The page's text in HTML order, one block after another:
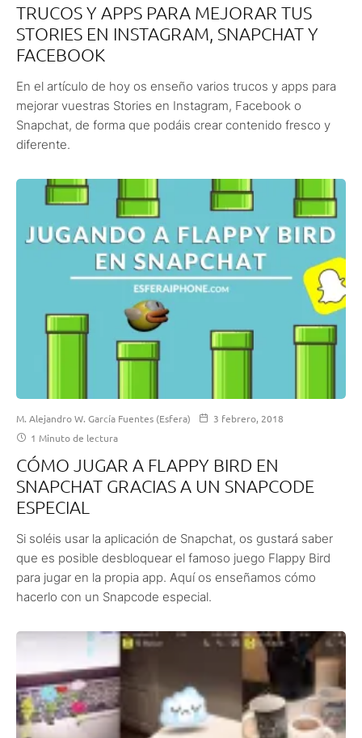
TRUCOS Y APPS PARA MEJORAR TUS
STORIES EN INSTAGRAM, SNAPCHAT Y
FACEBOOK
En el artículo de hoy os enseño varios trucos y apps para
mejorar vuestras Stories en Instagram, Facebook o
Snapchat, de forma que podáis crear contenido fresco y
diferente.
M. Alejandro W. García Fuentes (Esfera)
3 febrero, 2018
1 Minuto de lectura
CÓMO JUGAR A FLAPPY BIRD EN
SNAPCHAT GRACIAS A UN SNAPCODE
ESPECIAL
Si soléis usar la aplicación de Snapchat, os gustará saber
que es posible desbloquear el famoso juego Flappy Bird
para jugar en la propia app. Aquí os enseñamos cómo
hacerlo con un Snapcode especial.